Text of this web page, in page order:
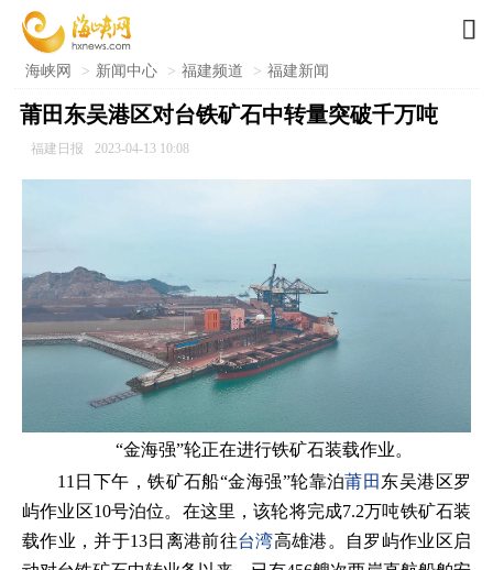

海峡网 > 新闻中心 > 福建频道 > 福建新闻
莆田东吴港区对台铁矿石中转量突破千万吨
福建日报 2023-04-13 10:08
“金海强”轮正在进行铁矿石装载作业。
11日下午，铁矿石船“金海强”轮靠泊莆田 东吴港区罗
屿作业区10号泊位。在这里，该轮将完成7.2万吨铁矿石装
载作业，并于13日离港前往台湾高雄港。自罗屿作业区启